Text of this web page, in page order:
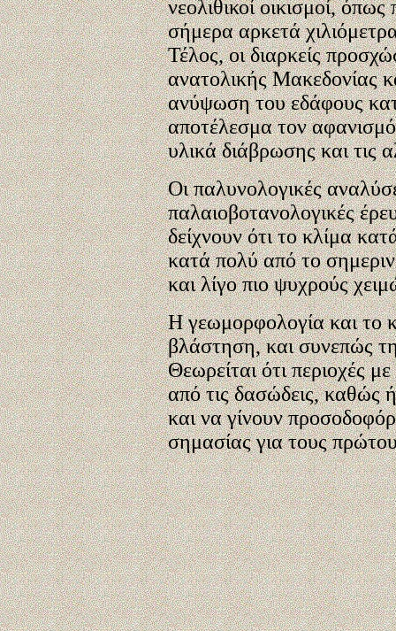
νεολιθικοί οικισμοί,
σήμερα αρκετά
Τέλος, οι διαρκείς
ανατολικής Μακεδονίας
ανύψωση του εδάφους
αποτέλεσμα τον
υλικά διάβρωσης και τις
Οι παλυνολογικές
παλαιοβοτανολογικές
δείχνουν ότι το κλίμα
κατά πολύ από το
και λίγο πιο ψυχρούς
Η γεωμορφολογία και το
βλάστηση, και συνεπώς
Θεωρείται ότι περιοχές
από τις δασώδεις, καθώς
και να γίνουν
σημασίας για τους